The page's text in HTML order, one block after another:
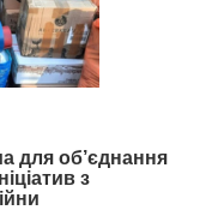
для об’єднання
з